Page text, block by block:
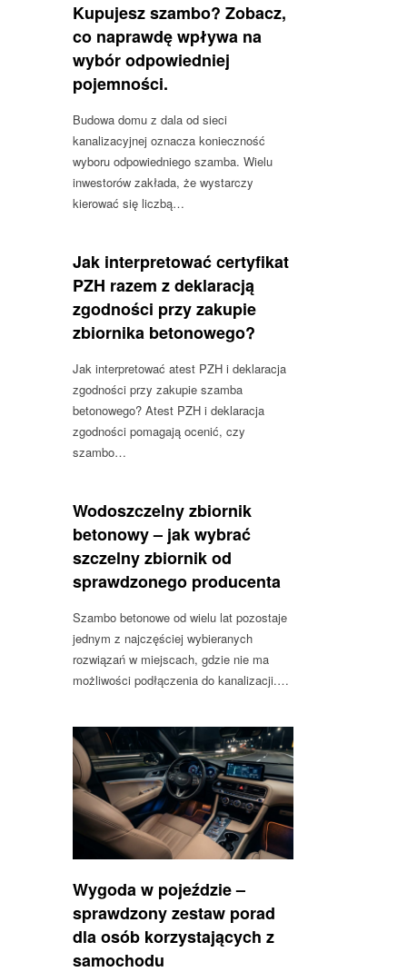
Kupujesz szambo? Zobacz,
co naprawdę wpływa na
wybór odpowiedniej
pojemności.
Budowa domu z dala od sieci
kanalizacyjnej oznacza konieczność
wyboru odpowiedniego szamba. Wielu
inwestorów zakłada, że wystarczy
kierować się liczbą…
Jak interpretować certyfikat
PZH razem z deklaracją
zgodności przy zakupie
zbiornika betonowego?
Jak interpretować atest PZH i deklaracja
zgodności przy zakupie szamba
betonowego? Atest PZH i deklaracja
zgodności pomagają ocenić, czy
szambo…
Wodoszczelny zbiornik
betonowy – jak wybrać
szczelny zbiornik od
sprawdzonego producenta
Szambo betonowe od wielu lat pozostaje
jednym z najczęściej wybieranych
rozwiązań w miejscach, gdzie nie ma
możliwości podłączenia do kanalizacji.…
Wygoda w pojeździe –
sprawdzony zestaw porad
dla osób korzystających z
samochodu